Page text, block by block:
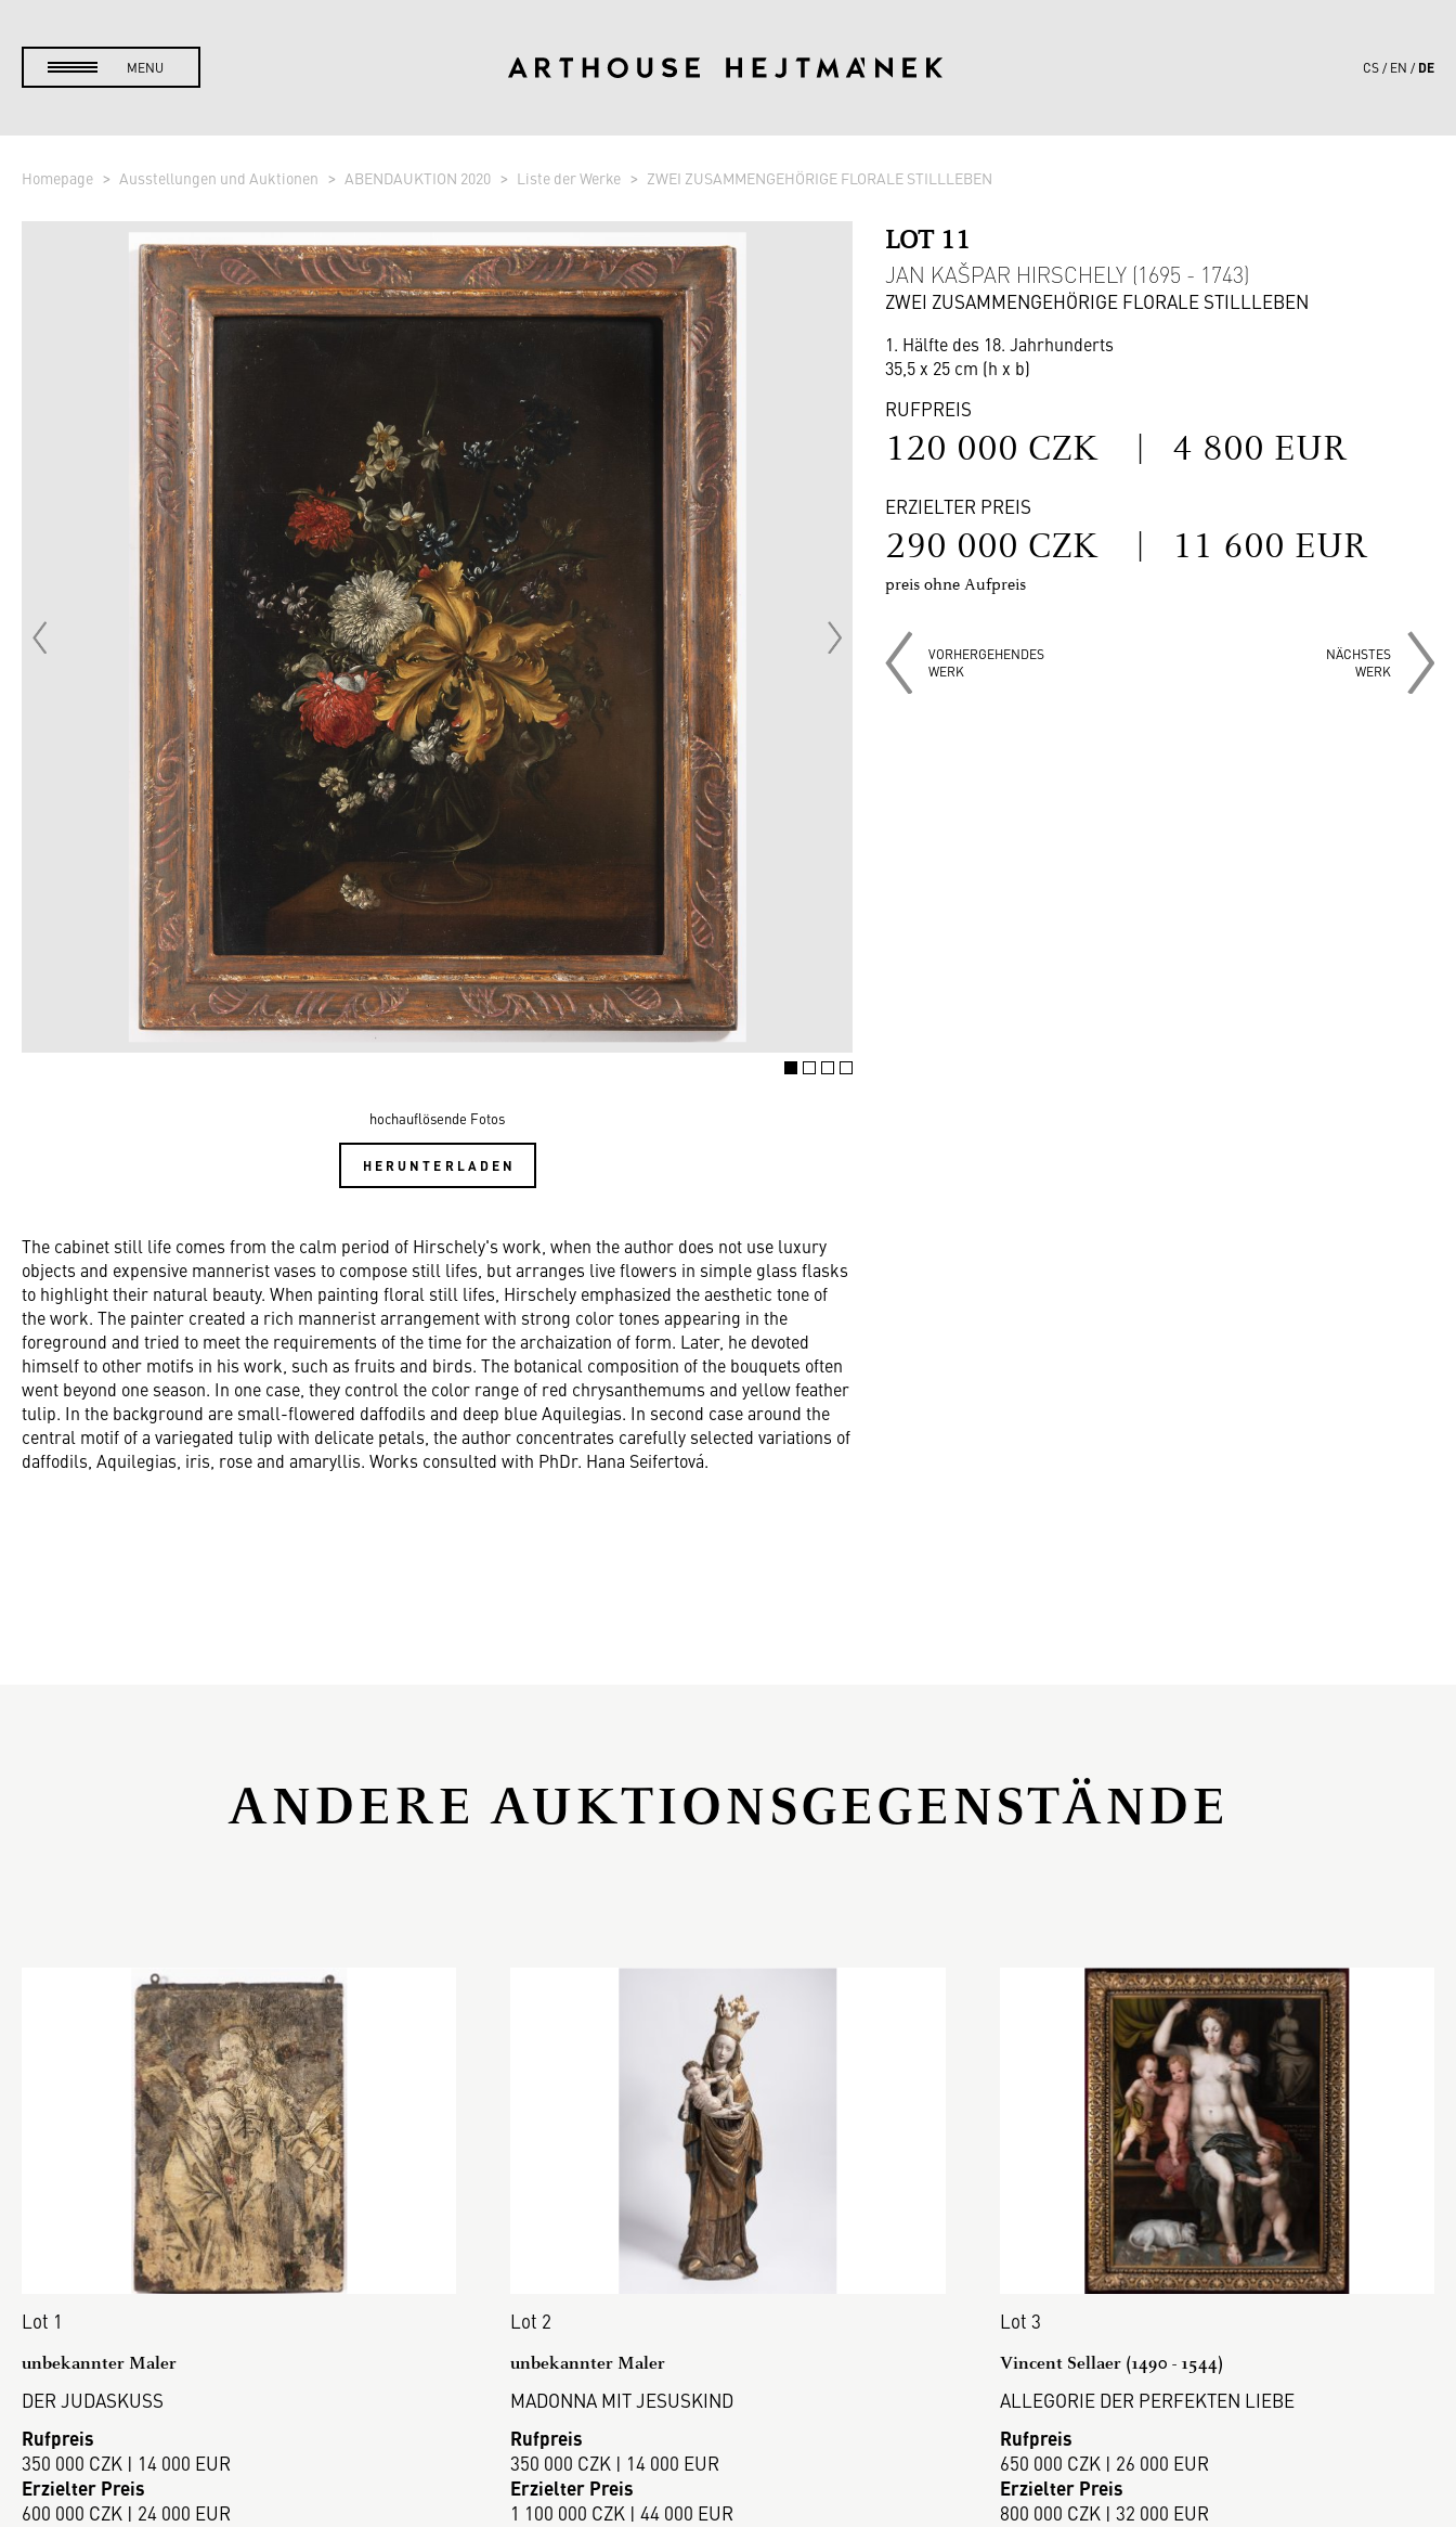
MENU CS EN DE
Homepage Ausstellungen und Auktionen ABENDAUKTION 2020 Liste der Werke ZWEI ZUSAMMENGEHÖRIGE FLORALE STILLLEBEN
hochauflösende Fotos
HERUNTERLADEN
LOT 11
JAN KAŠPAR HIRSCHELY (1695 - 1743)
ZWEI ZUSAMMENGEHÖRIGE FLORALE STILLLEBEN
1. Hälfte des 18. Jahrhunderts
35,5 x 25 cm (h x b)
RUFPREIS
120 000 CZK | 4 800 EUR
ERZIELTER PREIS
290 000 CZK | 11 600 EUR
preis ohne Aufpreis
VORHERGEHENDES
WERK
NÄCHSTES
WERK
The cabinet still life comes from the calm period of Hirschely's work, when the author does not use luxury
objects and expensive mannerist vases to compose still lifes, but arranges live flowers in simple glass flasks
to highlight their natural beauty. When painting floral still lifes, Hirschely emphasized the aesthetic tone of
the work. The painter created a rich mannerist arrangement with strong color tones appearing in the
foreground and tried to meet the requirements of the time for the archaization of form. Later, he devoted
himself to other motifs in his work, such as fruits and birds. The botanical composition of the bouquets often
went beyond one season. In one case, they control the color range of red chrysanthemums and yellow feather
tulip. In the background are small-flowered daffodils and deep blue Aquilegias. In second case around the
central motif of a variegated tulip with delicate petals, the author concentrates carefully selected variations of
daffodils, Aquilegias, iris, rose and amaryllis. Works consulted with PhDr. Hana Seifertová.
ANDERE AUKTIONSGEGENSTÄNDE
Lot 1
unbekannter Maler
DER JUDASKUSS
Rufpreis
350 000 CZK | 14 000 EUR
Erzielter Preis
600 000 CZK | 24 000 EUR
Lot 2
unbekannter Maler
MADONNA MIT JESUSKIND
Rufpreis
350 000 CZK | 14 000 EUR
Erzielter Preis
1 100 000 CZK | 44 000 EUR
Lot 3
Vincent Sellaer (1490 - 1544)
ALLEGORIE DER PERFEKTEN LIEBE
Rufpreis
650 000 CZK | 26 000 EUR
Erzielter Preis
800 000 CZK | 32 000 EUR